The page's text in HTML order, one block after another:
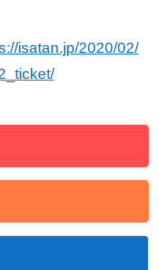
isatan.jp/2020/02/